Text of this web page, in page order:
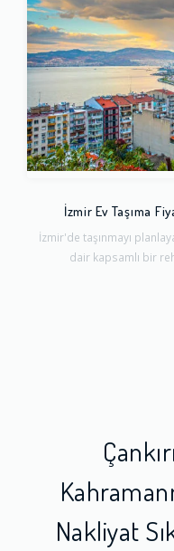
İzmir Ev Taşıma
İzmir'de taşınmayı
dair kapsamlı bir
Nakliyat